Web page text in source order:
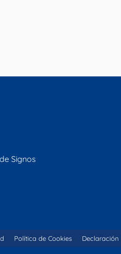
Signos
Política de Cookies